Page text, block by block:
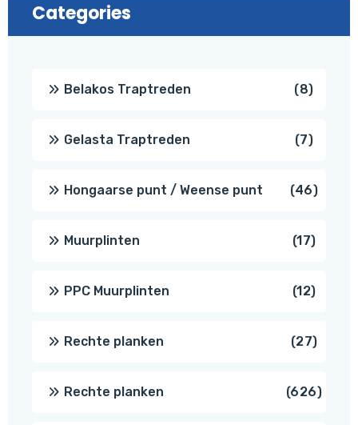
Categories
Belakos Traptreden 88
Gelasta Traptreden 77
Hongaarse punt / Weense punt 4646
Muurplinten 1717
PPC Muurplinten 1212
Rechte planken 2727
Rechte planken 626626